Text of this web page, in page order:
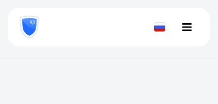
800
777-
81-Проверить